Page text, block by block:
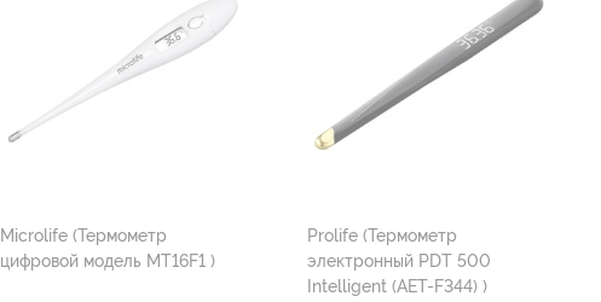
Microlife (Термометр
цифровой модель MT16F1 )
Prolife (Термометр
электронный PDT 500
Intelligent (AET-F344) )